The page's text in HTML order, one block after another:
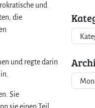
und
die
und regte darin
Sie
a
t